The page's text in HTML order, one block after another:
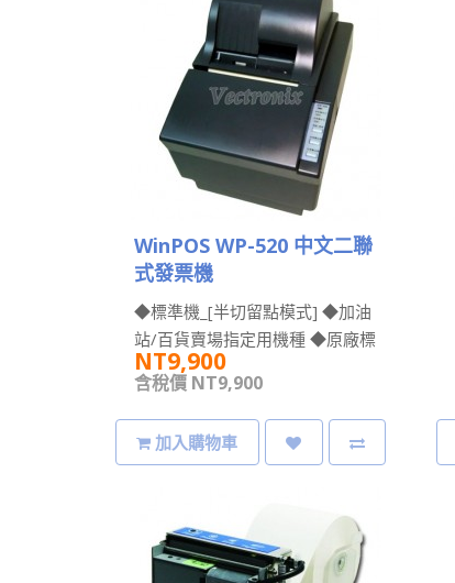
WinPOS WP-520 中文二聯
式發票機
◆標準機_[半切留點模式] ◆加油
站/百貨賣場指定用機種 ◆原廠標
準品，不支援特殊韌體版本之應
用。 ..
NT9,900
含稅價 NT9,900
加入購物車